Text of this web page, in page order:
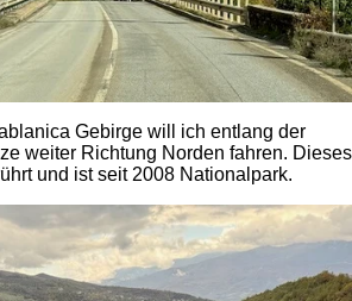
Gebirge will ich entlang der
weiter Richtung Norden fahren. Dieses
und ist seit 2008 Nationalpark.